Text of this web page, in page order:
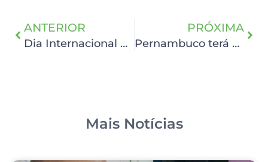
ANTERIOR
Dia Internacional da Mulher
PRÓXIMA
Pernambuco terá novo Centro Integrado de Pesquisa Clínica e Translacional em Oncologia
Mais Notícias